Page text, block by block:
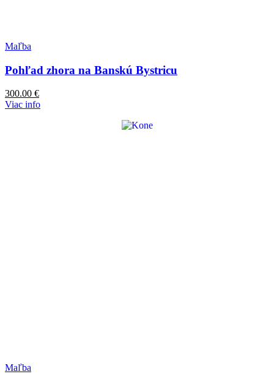
Maľba
Pohľad zhora na Banskú Bystricu
300.00 €
Viac info
Maľba